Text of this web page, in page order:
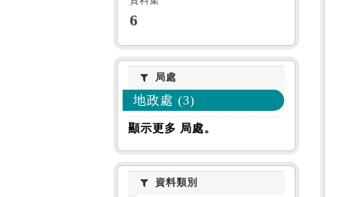
6
局處局處
地政處 (3)
顯示更多 局處。
資料類別
資料類別